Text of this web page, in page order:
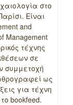
στο
Είναι
and
Management
τέχνης
σε
συμμετοχή
ως
για τέχνη
bookfeed.